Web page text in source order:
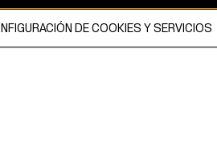
web está protegido por copyright y es
Mauritz AB.
DE COOKIES Y SERVICIOS